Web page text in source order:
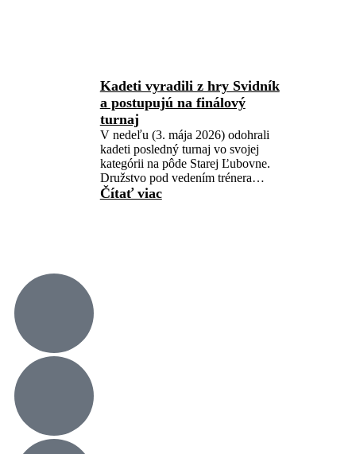
Kadeti vyradili z hry Svidník
a postupujú na finálový
turnaj
V nedeľu (3. mája 2026) odohrali
kadeti posledný turnaj vo svojej
kategórii na pôde Starej Ľubovne.
Družstvo pod vedením trénera…
Čítať viac